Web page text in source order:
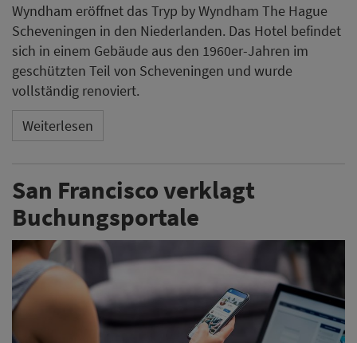
Wyndham eröffnet das Tryp by Wyndham The Hague
Scheveningen in den Niederlanden. Das Hotel befindet
sich in einem Gebäude aus den 1960er-Jahren im
geschützten Teil von Scheveningen und wurde
vollständig renoviert.
Weiterlesen
San Francisco verklagt
Buchungsportale